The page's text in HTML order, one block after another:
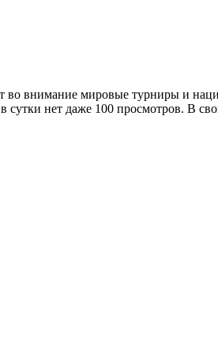
внимание мировые турниры и
нет даже 100 просмотров. В